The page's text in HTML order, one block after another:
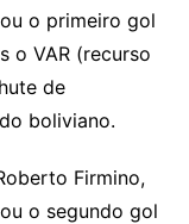
o primeiro gol
o VAR (recurso
de
boliviano.
Firmino,
o segundo gol